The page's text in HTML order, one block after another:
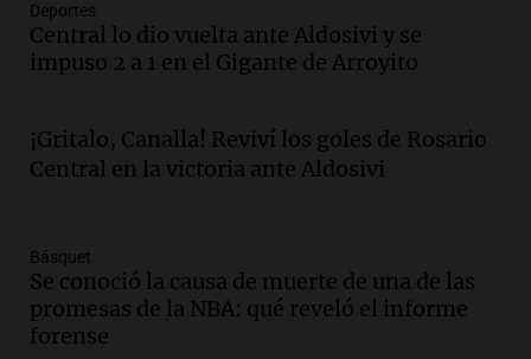
y llega avión para escuelas de la décima
brigada aérea
Panorama Federal
Audio.La justicia reconoce al COVID
como enfermedad laboral tras la muerte
Audio.Aumento de tarifas de luz en San
Luis a partir de agosto por nueva
regulación de la energía
Deportes
Central lo dio vuelta ante Aldosivi y se
impuso 2 a 1 en el Gigante de Arroyito
¡Gritalo, Canalla! Reviví los goles de Rosario
Central en la victoria ante Aldosivi
Básquet
Se conoció la causa de muerte de una de las
promesas de la NBA: qué reveló el informe
forense